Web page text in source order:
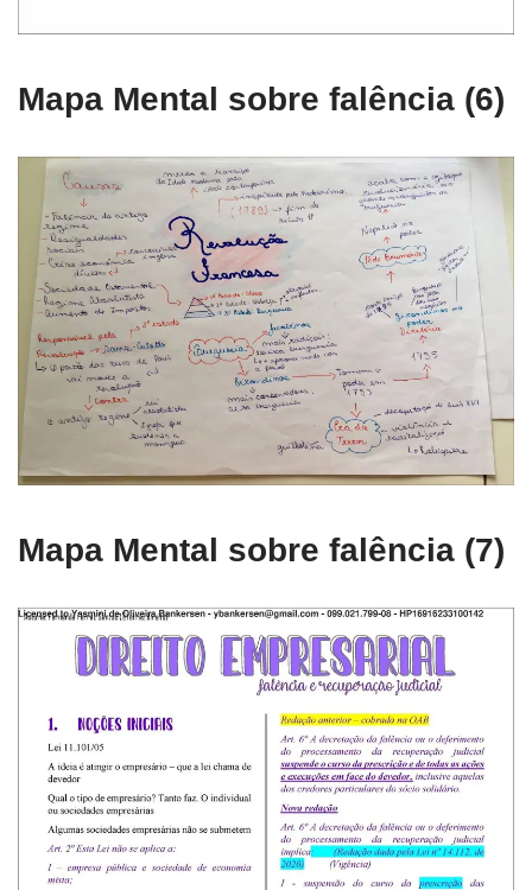
Mapa Mental sobre falência (6)
Mapa Mental sobre falência (7)